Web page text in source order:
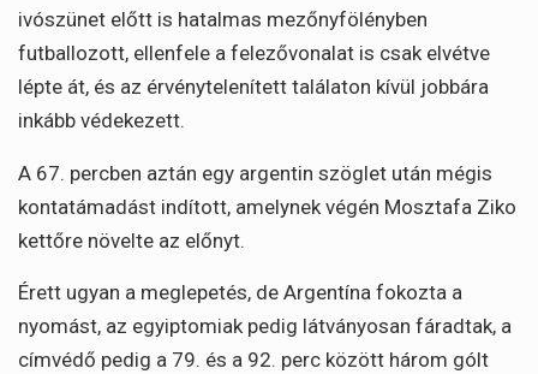
ivószünet előtt is hatalmas mezőnyfölényben
futballozott, ellenfele a felezővonalat is csak elvétve
lépte át, és az érvénytelenített találaton kívül jobbára
inkább védekezett.
A 67. percben aztán egy argentin szöglet után mégis
kontatámadást indított, amelynek végén Mosztafa Ziko
kettőre növelte az előnyt.
Érett ugyan a meglepetés, de Argentína fokozta a
nyomást, az egyiptomiak pedig látványosan fáradtak, a
címvédő pedig a 79. és a 92. perc között három gólt